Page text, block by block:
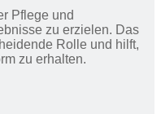
Pflege und
zu erzielen. Das
Rolle und hilft,
zu erhalten.